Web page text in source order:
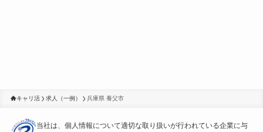
キャリ活 求人（一例） 兵庫県 養父市
当社は、個人情報について適切な取り扱いが行われている企業に与